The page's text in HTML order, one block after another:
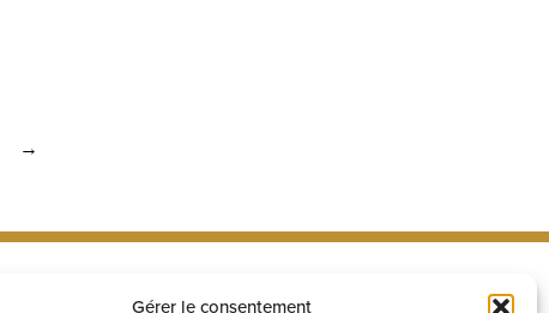
Gérer le consentement
→